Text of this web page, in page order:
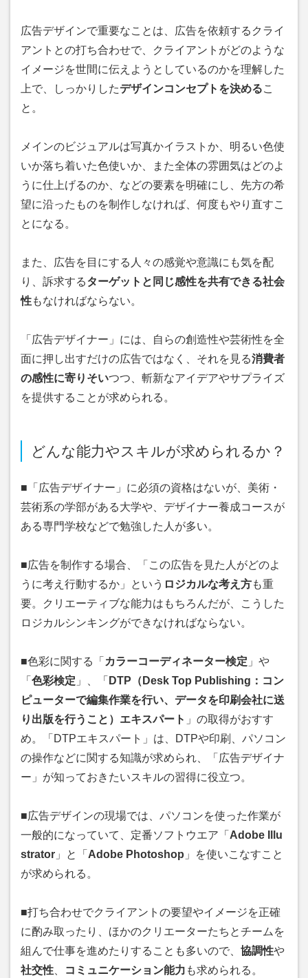
広告デザインで重要なことは、広告を依頼するクライ
アントとの打ち合わせで、クライアントがどのような
イメージを世間に伝えようとしているのかを理解した
上で、しっかりしたデザインコンセプトを決めるこ
と。
メインのビジュアルは写真かイラストか、明るい色使
いか落ち着いた色使いか、また全体の雰囲気はどのよ
うに仕上げるのか、などの要素を明確にし、先方の希
望に沿ったものを制作しなければ、何度もやり直すこ
とになる。
また、広告を目にする人々の感覚や意識にも気を配
り、訴求するターゲットと同じ感性を共有できる社会
性もなければならない。
「広告デザイナー」には、自らの創造性や芸術性を全
面に押し出すだけの広告ではなく、それを見る消費者
の感性に寄りそいつつ、斬新なアイデアやサプライズ
を提供することが求められる。
どんな能力やスキルが求められるか？
■「広告デザイナー」に必須の資格はないが、美術・
芸術系の学部がある大学や、デザイナー養成コースが
ある専門学校などで勉強した人が多い。
■広告を制作する場合、「この広告を見た人がどのよ
うに考え行動するか」という ロジカルな考え方も重
要。クリエーティブな能力はもちろんだが、こうした
ロジカルシンキングができなければならない。
■色彩に関する「 カラーコーディネーター検定 」や
「 色彩検定 」、「 DTP（Desk Top Publishing：コン
ピューターで編集作業を行い、データを印刷会社に送
り出版を行うこと）エキスパート 」の取得がおすす
め。「DTPエキスパート」は、DTPや印刷、パソコン
の操作などに関する知識が求められ、「広告デザイナ
ー」が知っておきたいスキルの習得に役立つ。
■広告デザインの現場では、パソコンを使った作業が
一般的になっていて、定番ソフトウエア「 Adobe Illu
strator 」と「 Adobe Photoshop 」を使いこなすこと
が求められる。
■打ち合わせでクライアントの要望やイメージを正確
に酌み取ったり、ほかのクリエーターたちとチームを
組んで仕事を進めたりすることも多いので、 協調性や
社交性
コミュニケーション能力 も求められる。